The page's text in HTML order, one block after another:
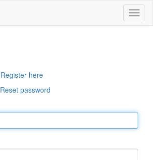
Register here
Reset password